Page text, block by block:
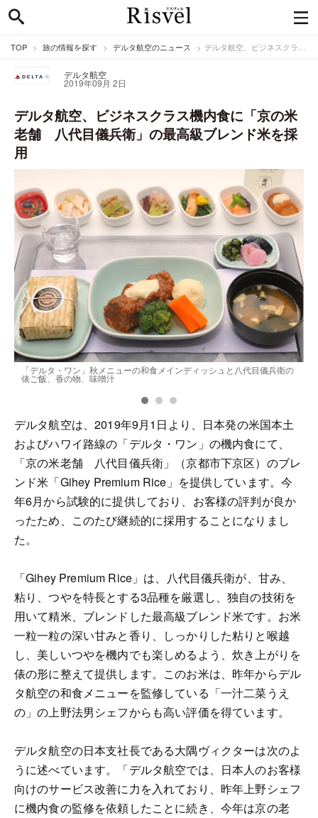
TOP 旅の情報を探す デルタ航空のニュース デルタ航空、ビジネスクラス機内食に「京の米老舗 八代目儀兵衛」の最高級ブレンド米を採用
デルタ航空
2019年09月 2日
デルタ航空、ビジネスクラス機内食に「京の米
老舗 八代目儀兵衛」の最高級ブレンド米を採
用
「デルタ・ワン」秋メニューの和食メインディッシュと八代目儀兵衛の
俵ご飯、香の物、味噌汁
デルタ航空は、2019年9月1日より、日本発の米国本土
およびハワイ路線の「デルタ・ワン」の機内食にて、
「京の米老舗 八代目儀兵衛」（京都市下京区）のブレ
ンド米「Gihey Premium Rice」を提供しています。今
年6月から試験的に提供しており、お客様の評判が良か
ったため、このたび継続的に採用することになりまし
た。
「Gihey Premium Rice」は、八代目儀兵衛が、甘み、
粘り、つやを特長とする3品種を厳選し、独自の技術を
用いて精米、ブレンドした最高級ブレンド米です。お米
一粒一粒の深い甘みと香り、しっかりした粘りと喉越
し、美しいつやを機内でも楽しめるよう、炊き上がりを
俵の形に整えて提供します。このお米は、昨年からデル
タ航空の和食メニューを監修している「一汁二菜うえ
の」の上野法男シェフからも高い評価を得ています。
デルタ航空の日本支社長である大隅ヴィクターは次のよ
うに述べています。「デルタ航空では、日本人のお客様
向けのサービス改善に力を入れており、昨年上野シェフ
に機内食の監修を依頼したことに続き、今年は京の老